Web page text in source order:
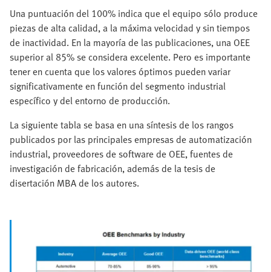
Una puntuación del 100% indica que el equipo sólo produce
piezas de alta calidad, a la máxima velocidad y sin tiempos
de inactividad. En la mayoría de las publicaciones, una OEE
superior al 85% se considera excelente. Pero es importante
tener en cuenta que los valores óptimos pueden variar
significativamente en función del segmento industrial
específico y del entorno de producción.
La siguiente tabla se basa en una síntesis de los rangos
publicados por las principales empresas de automatización
industrial, proveedores de software de OEE, fuentes de
investigación de fabricación, además de la tesis de
disertación MBA de los autores.